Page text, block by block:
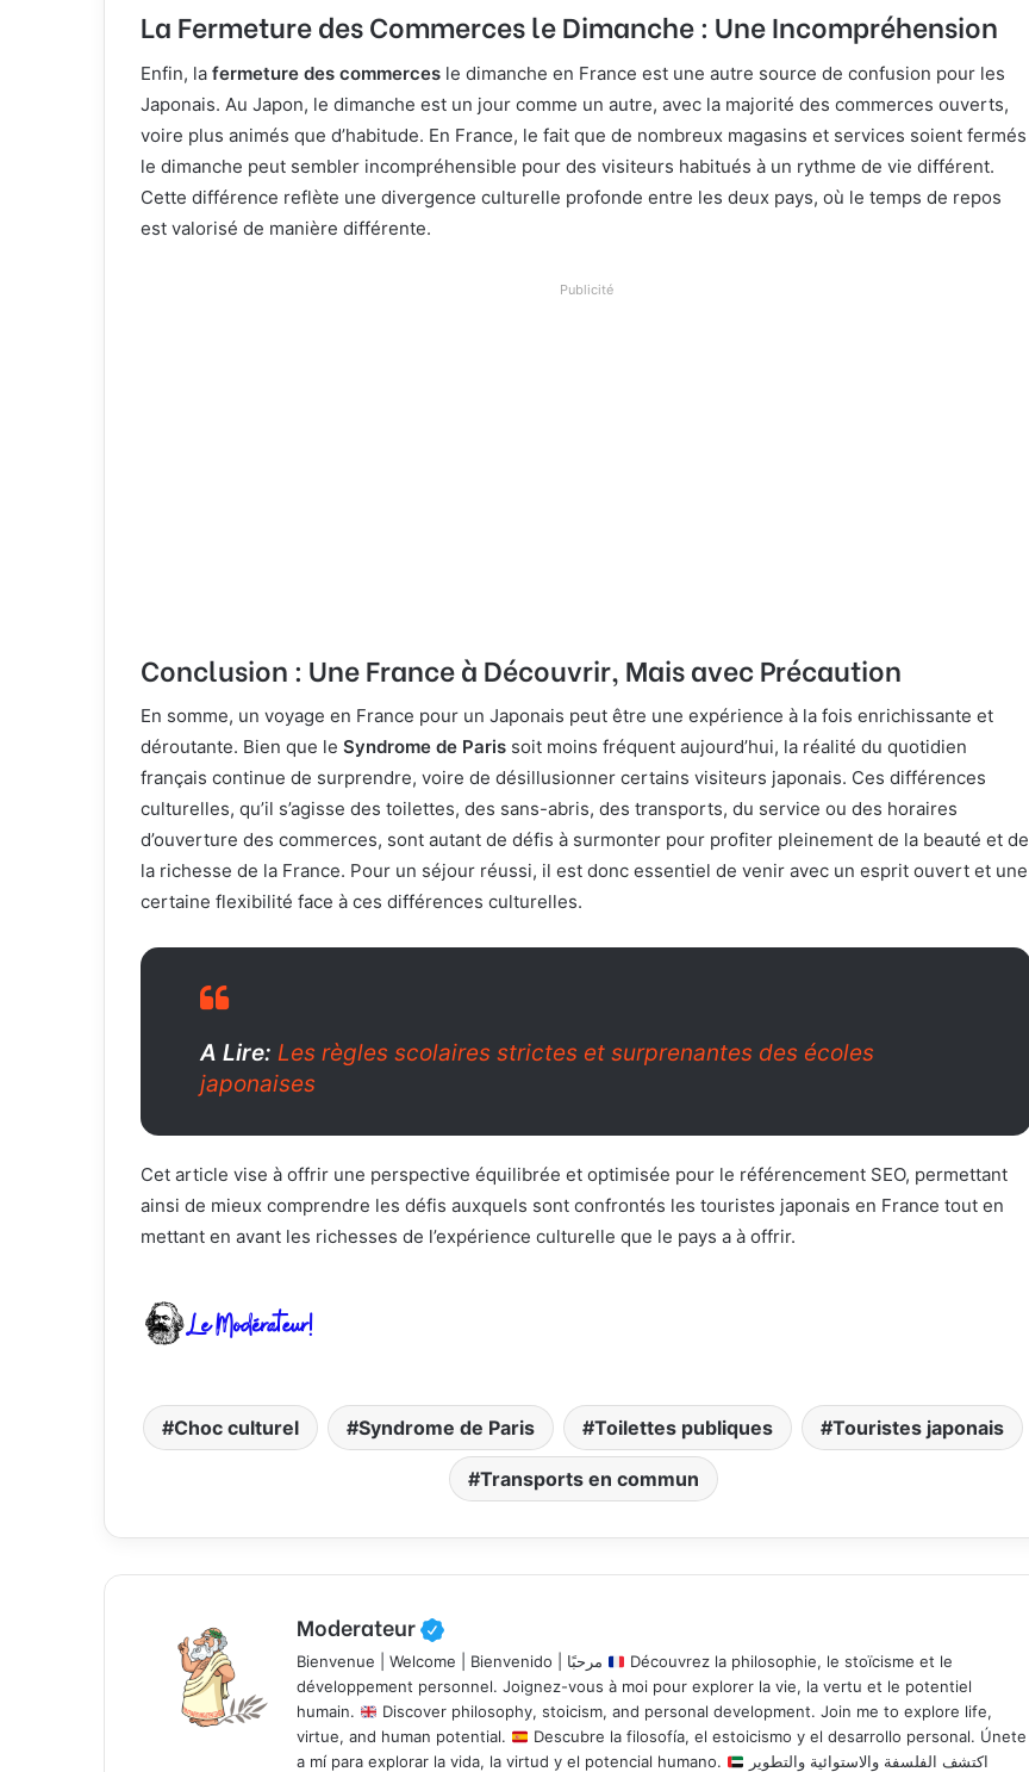
La Fermeture des Commerces le Dimanche : Une Incompréhension
Enfin, la fermeture des commerces le dimanche en France est une autre source de confusion pour les
Japonais. Au Japon, le dimanche est un jour comme un autre, avec la majorité des commerces ouverts,
voire plus animés que d’habitude. En France, le fait que de nombreux magasins et services soient fermés
le dimanche peut sembler incompréhensible pour des visiteurs habitués à un rythme de vie différent.
Cette différence reflète une divergence culturelle profonde entre les deux pays, où le temps de repos
est valorisé de manière différente.
Publicité
Conclusion : Une France à Découvrir, Mais avec Précaution
En somme, un voyage en France pour un Japonais peut être une expérience à la fois enrichissante et
déroutante. Bien que le Syndrome de Paris soit moins fréquent aujourd’hui, la réalité du quotidien
français continue de surprendre, voire de désillusionner certains visiteurs japonais. Ces différences
culturelles, qu’il s’agisse des toilettes, des sans-abris, des transports, du service ou des horaires
d’ouverture des commerces, sont autant de défis à surmonter pour profiter pleinement de la beauté et de
la richesse de la France. Pour un séjour réussi, il est donc essentiel de venir avec un esprit ouvert et une
certaine flexibilité face à ces différences culturelles.
A Lire: Les règles scolaires strictes et surprenantes des écoles
japonaises
Cet article vise à offrir une perspective équilibrée et optimisée pour le référencement SEO, permettant
ainsi de mieux comprendre les défis auxquels sont confrontés les touristes japonais en France tout en
mettant en avant les richesses de l’expérience culturelle que le pays a à offrir.
Choc culturel Syndrome de Paris Toilettes publiques Touristes japonais
Transports en commun
Moderateur
Découvrez la philosophie, le stoïcisme et le
développement personnel. Joignez-vous à moi pour explorer la vie, la vertu et le potentiel
humain.
Discover philosophy, stoicism, and personal development. Join me to explore life,
virtue, and human potential.
Descubre la filosofía, el estoicismo y el desarrollo personal. Únete
a mí para explorar la vida, la virtud y el potencial humano.